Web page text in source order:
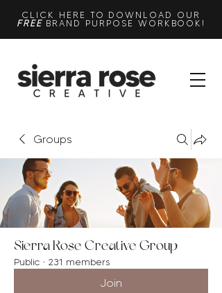
CLICK HERE TO DOWNLOAD OUR
FREEBRAND PURPOSE WORKBOOK!
Groups
Sierra Rose Creative Group
Public · 231 members
Join